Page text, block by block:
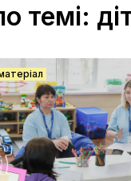
темі: